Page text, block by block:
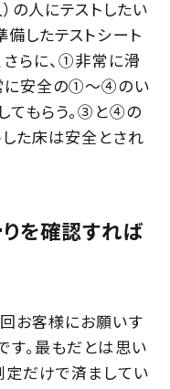
の人にテストしたい
したテストシート
さらに、①非常に滑
安全の①～④のい
てもらう。③と④の
た床は安全とされ
を確認すれば
お客様にお願いす
す。最もだとは思い
定だけで済ましてい